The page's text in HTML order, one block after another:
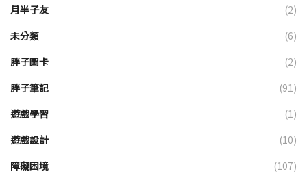
月半子友
(2)
未分類
(6)
胖子圖卡
(2)
胖子筆記
(91)
遊戲學習
(1)
遊戲設計
(10)
障礙困境
(107)